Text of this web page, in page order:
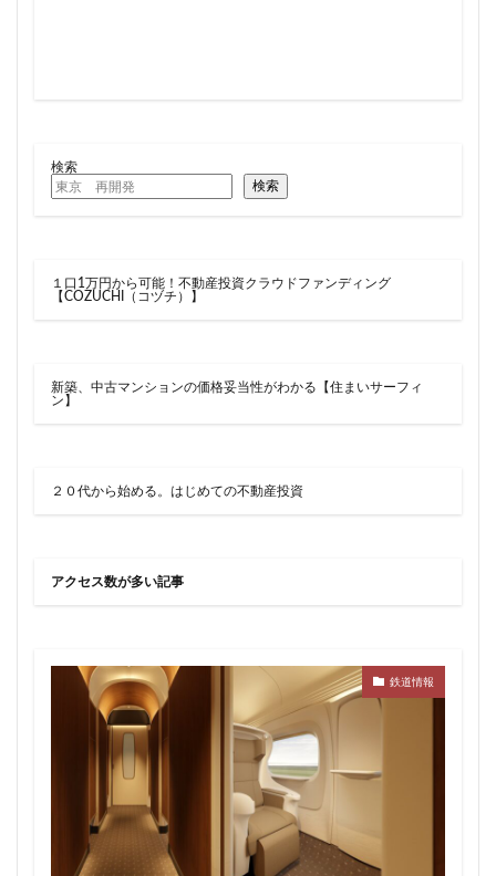
検索
検索
１口1万円から可能！不動産投資クラウドファンディング
【COZUCHI（コヅチ）】
新築、中古マンションの価格妥当性がわかる【住まいサーフィ
ン】
２０代から始める。はじめての不動産投資
アクセス数が多い記事
鉄道情報